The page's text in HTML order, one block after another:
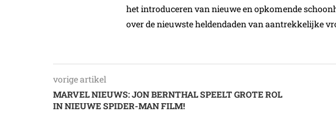
het introduceren van nieuwe en opkomende
over de nieuwste heldendaden van aantrekkelijke
vorige artikel
MARVEL NIEUWS: JON BERNTHAL SPEELT GROTE ROL
IN NIEUWE SPIDER-MAN FILM!